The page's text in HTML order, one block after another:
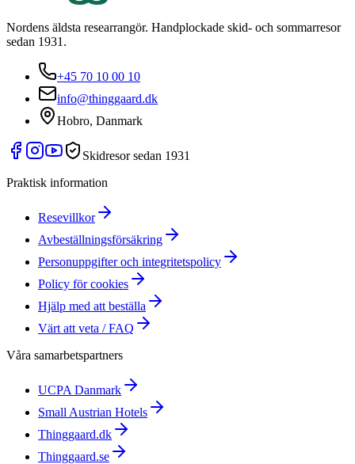
Nordens äldsta researrangör. Handplockade skid- och sommarresor
sedan 1931.
+45 70 10 00 10
info@thinggaard.dk
Hobro, Danmark
Skidresor sedan 1931
Praktisk information
Resevillkor
Avbeställningsförsäkring
Personuppgifter och integritetspolicy
Policy för cookies
Hjälp med att beställa
Värt att veta / FAQ
Våra samarbetspartners
UCPA Danmark
Small Austrian Hotels
Thinggaard.dk
Thinggaard.se